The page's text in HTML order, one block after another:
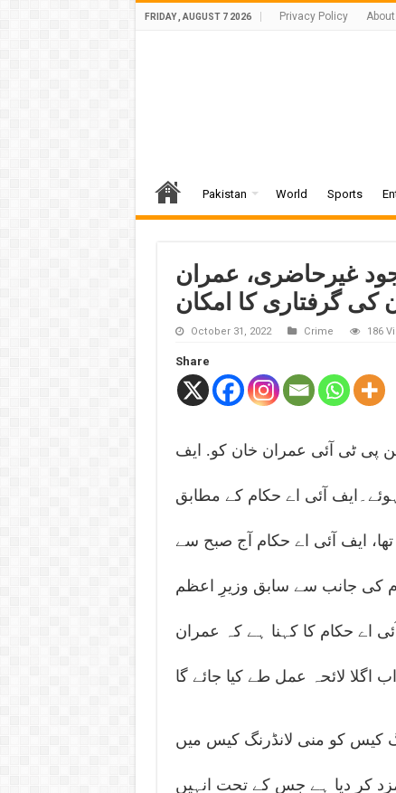
FRIDAY , AUGUST 7 2026 Privacy Policy
Pakistan World Sports
غیرحاضری، عمران
کی گرفتاری کا امکان
October 31, 2022 Crime 186
Share
پی ٹی آئی عمران خان کو. ایف
آئی اے حکام کے مطابق
ایف آئی اے حکام آج صبح سے
کی جانب سے سابق وزیرِ اعظم
اے حکام کا کہنا ہے کہ عمران
اگلا لائحہ عمل طے کیا جائے گا
کیس کو منی لانڈرنگ کیس میں
کر دیا ہے جس کے تحت انہیں